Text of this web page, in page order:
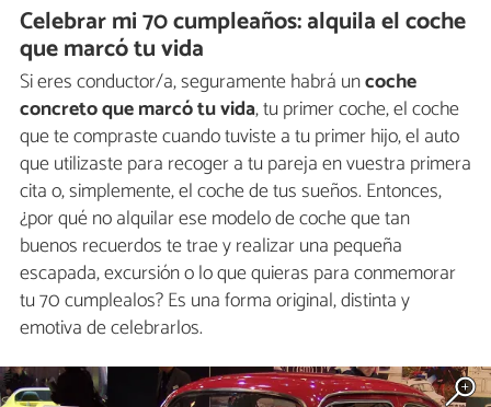
Celebrar mi 70 cumpleaños: alquila el coche
que marcó tu vida
Si eres conductor/a, seguramente habrá uncoche
concreto que marcó tu vida, tu primer coche, el coche
que te compraste cuando tuviste a tu primer hijo, el auto
que utilizaste para recoger a tu pareja en vuestra primera
cita o, simplemente, el coche de tus sueños. Entonces,
¿por qué no alquilar ese modelo de coche que tan
buenos recuerdos te trae y realizar una pequeña
escapada, excursión o lo que quieras para conmemorar
tu 70 cumplealos? Es una forma original, distinta y
emotiva de celebrarlos.